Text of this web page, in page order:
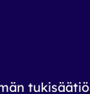
tukisäätiö